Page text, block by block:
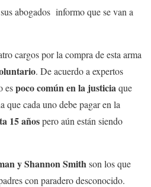
abogados informo que se van a
cargos por la compra de esta arma
. De acuerdo a expertos
espoco común en la justiciaque
cada uno debe pagar en la
15 añospero aún están siendo
y Shannon Smithson los que
con paradero desconocido.